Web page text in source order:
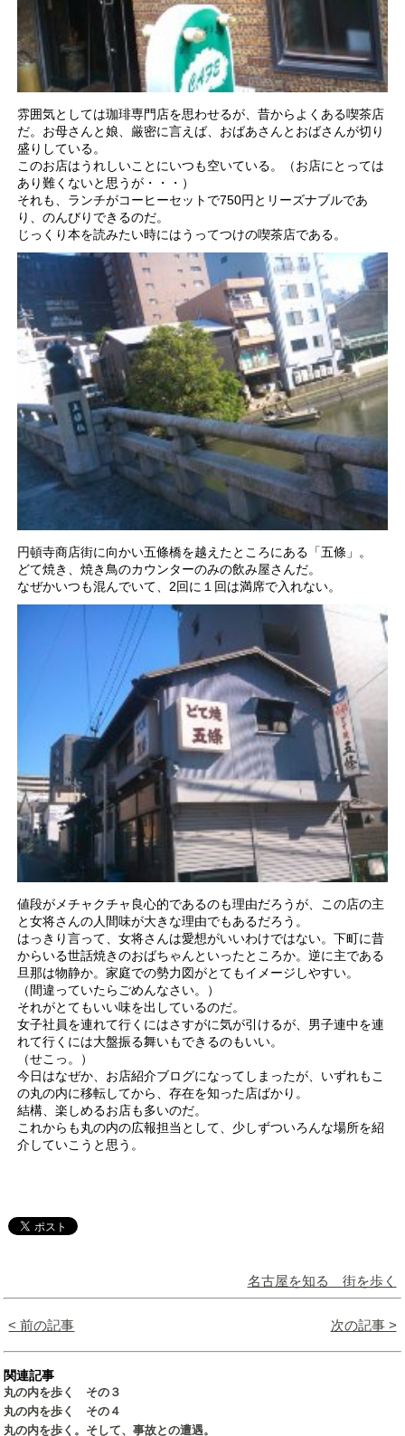
雰囲気としては珈琲専門店を思わせるが、昔からよくある喫茶店
だ。お母さんと娘、厳密に言えば、おばあさんとおばさんが切り
盛りしている。
このお店はうれしいことにいつも空いている。（お店にとっては
あり難くないと思うが・・・）
それも、ランチがコーヒーセットで750円とリーズナブルであ
り、のんびりできるのだ。
じっくり本を読みたい時にはうってつけの喫茶店である。
円頓寺商店街に向かい五條橋を越えたところにある「五條」。
どて焼き、焼き鳥のカウンターのみの飲み屋さんだ。
なぜかいつも混んでいて、2回に１回は満席で入れない。
値段がメチャクチャ良心的であるのも理由だろうが、この店の主
と女将さんの人間味が大きな理由でもあるだろう。
はっきり言って、女将さんは愛想がいいわけではない。下町に昔
からいる世話焼きのおばちゃんといったところか。逆に主である
旦那は物静か。家庭での勢力図がとてもイメージしやすい。
（間違っていたらごめんなさい。）
それがとてもいい味を出しているのだ。
女子社員を連れて行くにはさすがに気が引けるが、男子連中を連
れて行くには大盤振る舞いもできるのもいい。
（せこっ。）
今日はなぜか、お店紹介ブログになってしまったが、いずれもこ
の丸の内に移転してから、存在を知った店ばかり。
結構、楽しめるお店も多いのだ。
これからも丸の内の広報担当として、少しずついろんな場所を紹
介していこうと思う。
名古屋を知る 街を歩く
< 前の記事 次の記事 >
関連記事
丸の内を歩く その３
丸の内を歩く その４
丸の内を歩く。そして、事故との遭遇。